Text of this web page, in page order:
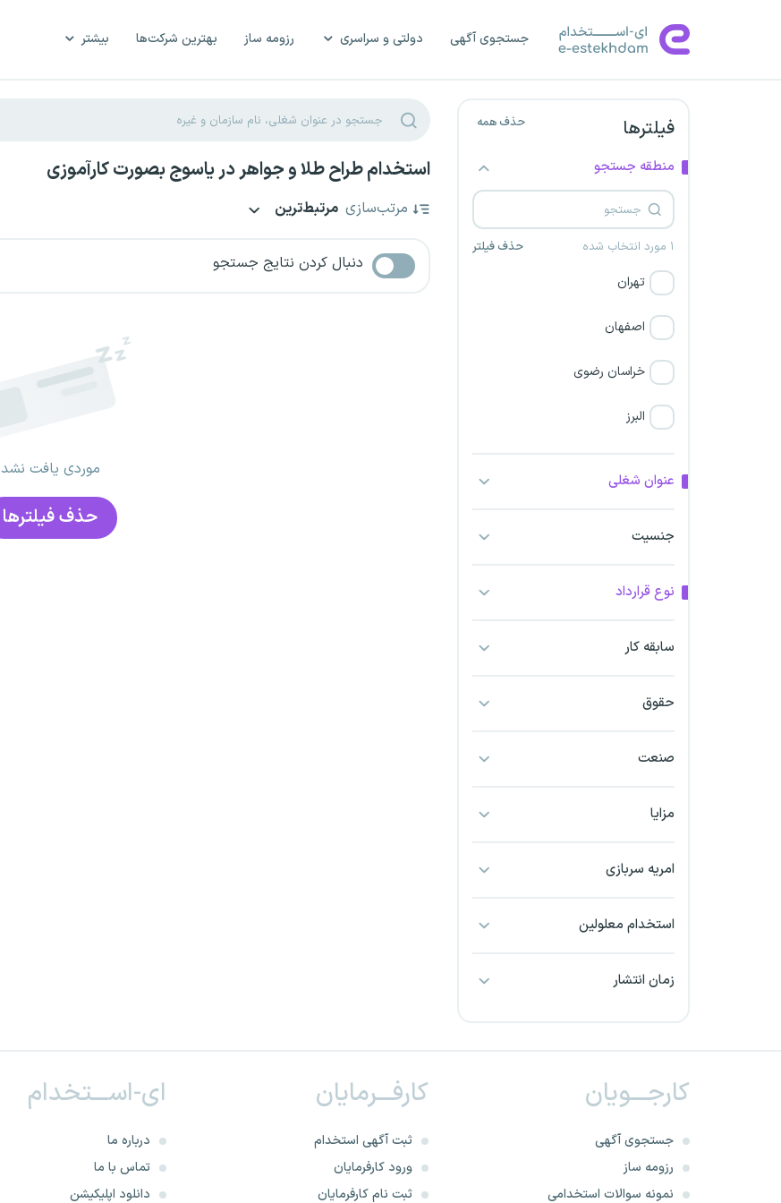
جستجوی آگهی دولتی و سراسری رزومه ساز بهترین شرکت‌ها بیشتر
فیلترها حذف همه
منطقه جستجو
۱ مورد انتخاب شده حذف فیلتر
تهران
اصفهان
خراسان رضوی
البرز
اراک
اردبیل
بندرعباس
خراسان شمالی
خرم آباد
خوزستان
عنوان شغلی
جنسیت
نوع قرارداد
سابقه کار
حقوق
صنعت
مزایا
امریه سربازی
استخدام معلولین
زمان انتشار
استخدام طراح طلا و جواهر در یاسوج بصورت کارآموزی
مرتب‌سازی مرتبط‌ترین
دنبال کردن نتایج جستجو
موردی یافت نشد
حذف فیلتر‌ها
کارجـــویان
جستجوی آگهی
رزومه ساز
نمونه سوالات استخدامی
کارفـــرمایان
ثبت آگهی استخدام
ورود کارفرمایان
ثبت نام کارفرمایان
ای-اســـتخدام
درباره ما
تماس با ما
دانلود اپلیکیشن